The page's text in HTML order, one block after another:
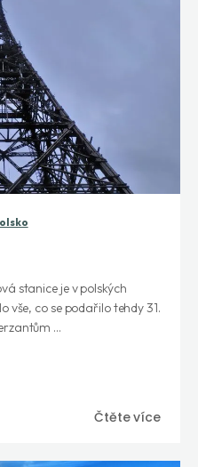
stanice je v polských
vše, co se podařilo tehdy 31.
...
Čtěte více